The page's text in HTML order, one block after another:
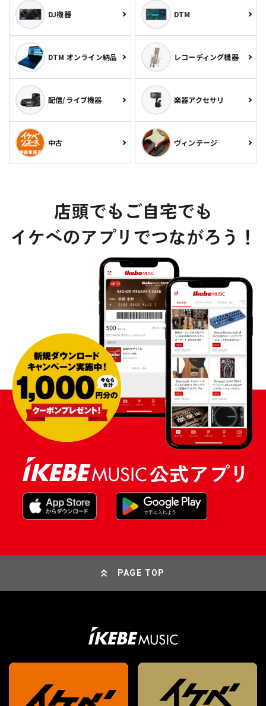
DJ機器 DTM
DTM オンライン納品 レコーディング機器
配信/ライブ機器 楽器アクセサリ
中古 ヴィンテージ
PAGE TOP